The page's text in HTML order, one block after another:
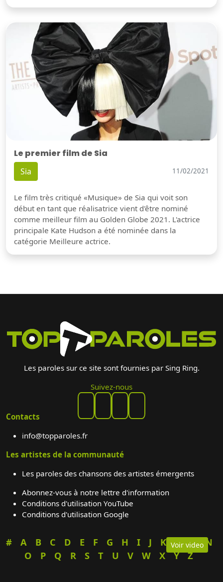
Voir video
Le premier film de Sia
Sia 11/02/2021
Le film très critiqué «Musique» de Sia qui voit son
début en tant que réalisatrice vient d'être nominé
comme meilleur film au Golden Globe 2021. L'actrice
principale Kate Hudson a été nominée dans la
catégorie Meilleure actrice.
Les paroles sur ce site sont fournies par Sing Ring.
Suivez-nous
Contacts
info@topparoles.fr
Les artistes de la communauté
Les paroles des chansons des artistes émergents
Abonnez-vous à notre lettre d'information
Conditions d'utilisation YouTube
Conditions d'utilisation Google
# A B C D E F G H I J K L M
N
O
P Q R S T U V W X Y Z